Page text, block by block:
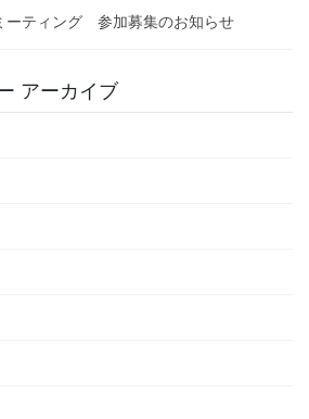
ーティング 参加募集のお知らせ
アーカイブ